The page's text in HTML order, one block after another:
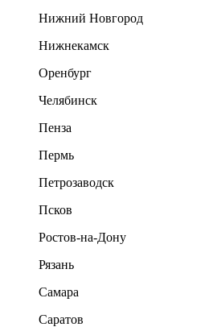
Нижний Новгород
Нижнекамск
Оренбург
Челябинск
Пенза
Пермь
Петрозаводск
Псков
Ростов-на-Дону
Рязань
Самара
Саратов